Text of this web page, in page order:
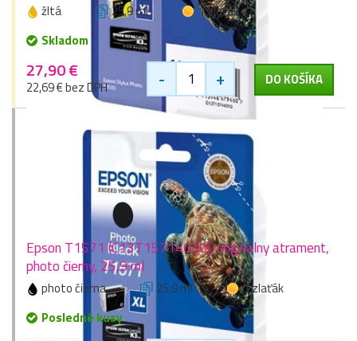
žltá 25,9 ml
1 zlaťák
Skladom
27,90 €
22,69 € bez DPH - + DO KOŠÍKA
Epson T1571 (C13T15714010), originálny atrament,
photo čierny, 25,9 ml
photo čierna 25,9 ml
1 zlaťák
Posledné kusy